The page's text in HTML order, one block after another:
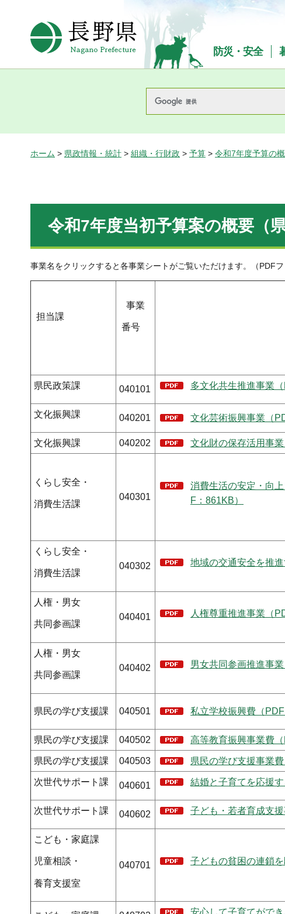
長野県Nagano Prefecture
防災・安全
ホーム > 県政情報・統計 > 組織・行財政 > 予算 > 令和7年度予算の
令和7年度当初予算案の概要（
事業名をクリックすると各事業シートがご覧いただけます。（PDFフ
担当課
事業
番号
県民政策課 040101 多文化共生推進事業（
文化振興課 040201 文化芸術振興事業（
文化振興課 040202 文化財の保存活用事業
くらし安全・
消費生活課
040301
消費生活の安定・向
F：861KB）
くらし安全・
消費生活課
040302 地域の交通安全を推
人権・男女
共同参画課
040401 人権尊重推進事業（
人権・男女
共同参画課
040402 男女共同参画推進事
県民の学び支援課 040501 私立学校振興費（PDF
県民の学び支援課 040502 高等教育振興事業費（
県民の学び支援課 040503 県民の学び支援事業
次世代サポート課 040601 結婚と子育てを応援
次世代サポート課 040602 子ども・若者育成支
こども・家庭課
児童相談・
養育支援室
040701 子どもの貧困の連鎖
安心して子育てがで